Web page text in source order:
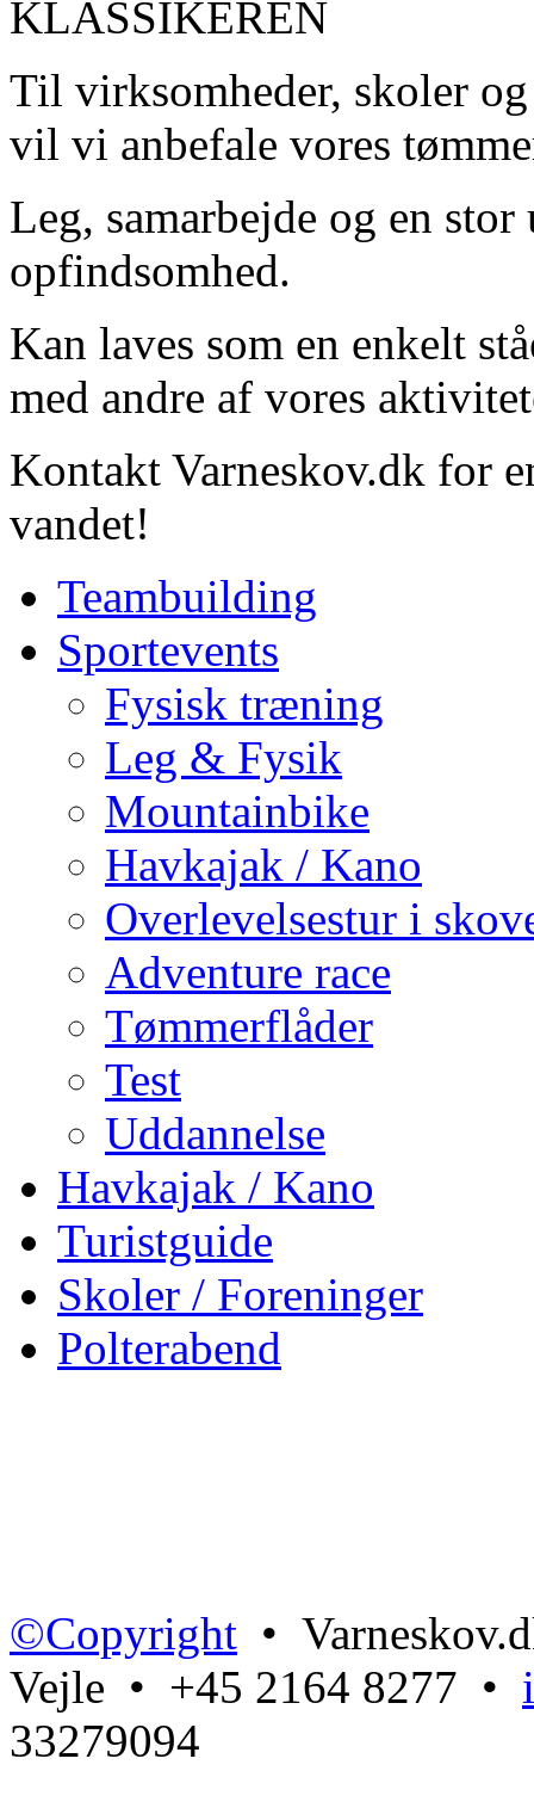
KLASSIKEREN
Til virksomheder, skoler
vil vi anbefale vores
Leg, samarbejde og en
opfindsomhed.
Kan laves som en enkelt
med andre af vores
Kontakt Varneskov.dk for
vandet!
Teambuilding
Sportevents
Fysisk træning
Leg & Fysik
Mountainbike
Havkajak / Kano
Overlevelsestur i
Adventure race
Tømmerflåder
Test
Uddannelse
Havkajak / Kano
Turistguide
Skoler / Foreninger
Polterabend
©Copyright •
Vejle • +45 2164 8277 •
33279094